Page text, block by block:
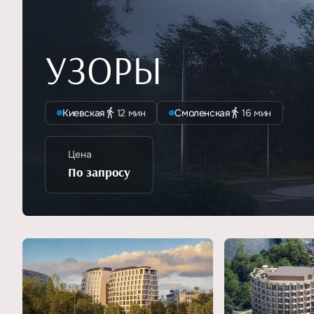
УЗОРЫ
Киевская 12 мин Смоленская 16 мин
Цена
По запросу